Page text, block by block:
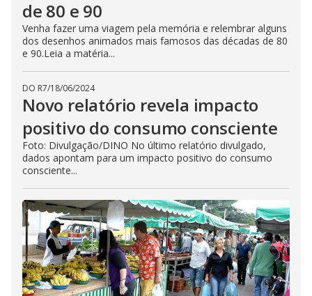
de 80 e 90
Venha fazer uma viagem pela memória e relembrar alguns
dos desenhos animados mais famosos das décadas de 80
e 90.Leia a matéria...
DO R7/18/06/2024
Novo relatório revela impacto
positivo do consumo consciente
Foto: Divulgação/DINO No último relatório divulgado,
dados apontam para um impacto positivo do consumo
consciente...